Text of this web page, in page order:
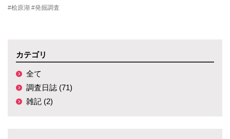
#桧原湖 #発掘調査
カテゴリ
全て
調査日誌 (71)
雑記 (2)